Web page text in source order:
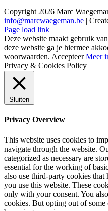
Copyright 2026 Marc
info@marcwaegeman.be |
Page load link
Deze website maakt gebruik
deze website ga je hiermee
woorwaarden. Accepteer Meer
Privacy & Cookies Policy
Sluiten
Privacy Overview
This website uses cookies to
navigate through the website.
categorized as necessary are
essential for the working of
also use third-party cookies
you use this website. These
only with your consent. You
cookies. But opting out of